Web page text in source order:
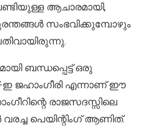
ആചാരമായി,
സംഭവിക്കുമ്പോഴും
ബന്ധപ്പെട്ട് ഒരു
ഇ ജഹാംഗീരി എന്നാണ് ഈ
രാജസദസ്സിലെ
പെയിന്റിംഗ് ആണിത്.